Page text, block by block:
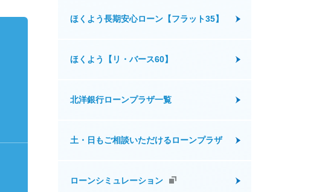
ほくよう長期安心ローン【フラット35】
ほくよう【リ・バース60】
北洋銀行ローンプラザ一覧
土・日もご相談いただけるローンプラザ
ローンシミュレーション